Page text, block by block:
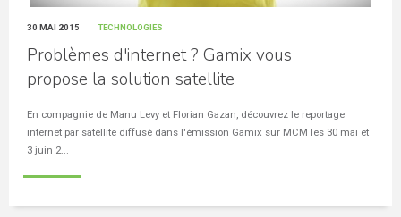
30 MAI 2015 TECHNOLOGIES
Problèmes d'internet ? Gamix vous
propose la solution satellite
En compagnie de Manu Levy et Florian Gazan, découvrez le reportage
internet par satellite diffusé dans l'émission Gamix sur MCM les 30 mai et
3 juin 2...